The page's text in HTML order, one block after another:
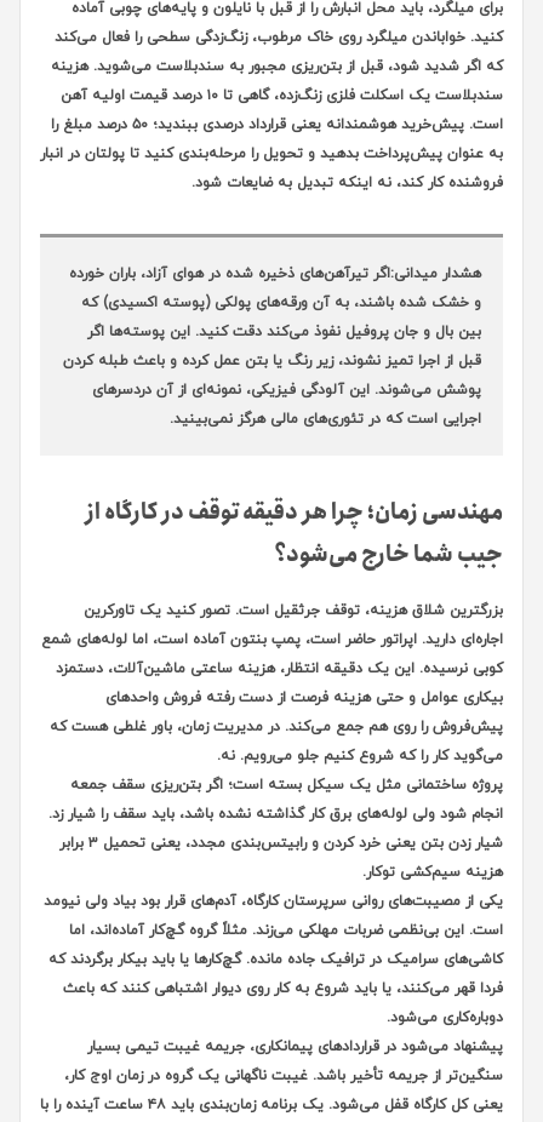
برای میلگرد، باید محل انبارش را از قبل با نایلون و پایه‌های چوبی آماده
کنید. خواباندن میلگرد روی خاک مرطوب، زنگ‌زدگی سطحی را فعال می‌کند
که اگر شدید شود، قبل از بتن‌ریزی مجبور به سندبلاست می‌شوید. هزینه
سندبلاست یک اسکلت فلزی زنگ‌زده، گاهی تا ۱۰ درصد قیمت اولیه آهن
است. پیش‌خرید هوشمندانه یعنی قرارداد درصدی ببندید؛ ۵۰ درصد مبلغ را
به عنوان پیش‌پرداخت بدهید و تحویل را مرحله‌بندی کنید تا پولتان در انبار
فروشنده کار کند، نه اینکه تبدیل به ضایعات شود.
هشدار میدانی:اگر تیرآهن‌های ذخیره شده در هوای آزاد، باران خورده
و خشک شده باشند، به آن ورقه‌های پولکی (پوسته اکسیدی) که
بین بال و جان پروفیل نفوذ می‌کند دقت کنید. این پوسته‌ها اگر
قبل از اجرا تمیز نشوند، زیر رنگ یا بتن عمل کرده و باعث طبله کردن
پوشش می‌شوند. این آلودگی فیزیکی، نمونه‌ای از آن دردسرهای
اجرایی است که در تئوری‌های مالی هرگز نمی‌بینید.
مهندسی زمان؛ چرا هر دقیقه توقف در کارگاه از
جیب شما خارج می‌شود؟
بزرگترین شلاق هزینه، توقف جرثقیل است. تصور کنید یک تاورکرین
اجاره‌ای دارید. اپراتور حاضر است، پمپ بنتون آماده است، اما لوله‌های شمع
کوبی نرسیده. این یک دقیقه انتظار، هزینه ساعتی ماشین‌آلات، دستمزد
بیکاری عوامل و حتی هزینه فرصت از دست رفته فروش واحدهای
پیش‌فروش را روی هم جمع می‌کند. در مدیریت زمان، باور غلطی هست که
می‌گوید کار را که شروع کنیم جلو می‌رویم. نه.
پروژه ساختمانی مثل یک سیکل بسته است؛ اگر بتن‌ریزی سقف جمعه
انجام شود ولی لوله‌های برق کار گذاشته نشده باشد، باید سقف را شیار زد.
شیار زدن بتن یعنی خرد کردن و رابیتس‌بندی مجدد، یعنی تحمیل ۳ برابر
هزینه سیم‌کشی توکار.
یکی از مصیبت‌های روانی سرپرستان کارگاه، آدم‌های قرار بود بیاد ولی نیومد
است. این بی‌نظمی ضربات مهلکی می‌زند. مثلاً گروه گچ‌کار آماده‌اند، اما
کاشی‌های سرامیک در ترافیک جاده مانده. گچ‌کارها یا باید بیکار برگردند که
فردا قهر می‌کنند، یا باید شروع به کار روی دیوار اشتباهی کنند که باعث
دوباره‌کاری می‌شود.
پیشنهاد می‌شود در قراردادهای پیمانکاری، جریمه غیبت تیمی بسیار
سنگین‌تر از جریمه تأخیر باشد. غیبت ناگهانی یک گروه در زمان اوج کار،
یعنی کل کارگاه قفل می‌شود. یک برنامه زمان‌بندی باید ۴۸ ساعت آینده را با